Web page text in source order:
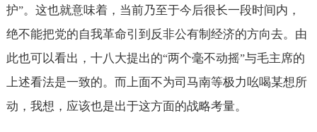
护”。这也就意味着，当前乃至于今后很长一段时间内，
绝不能把党的自我革命引到反非公有制经济的方向去。由
此也可以看出，十八大提出的“两个毫不动摇”与毛主席的
上述看法是一致的。而上面不为司马南等极力吆喝某想所
动，我想，应该也是出于这方面的战略考量。